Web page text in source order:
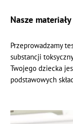
Nasze materiały
Przeprowadzamy
substancji
Twojego dziecka
podstawowych